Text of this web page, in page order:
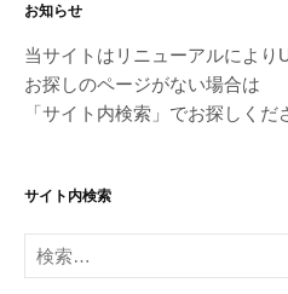
お知らせ
当サイトはリニューアルにより
お探しのページがない場合は
「サイト内検索」でお探しくだ
サイト内検索
検
索: